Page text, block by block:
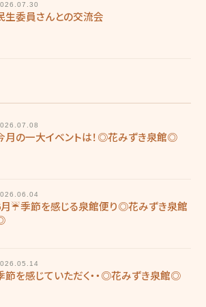
ー
生委員さんとの交流会
月の一大イベントは！◎花みずき泉館◎
☔季節を感じる泉館便り◎花みずき泉館
節を感じていただく・・◎花みずき泉館◎